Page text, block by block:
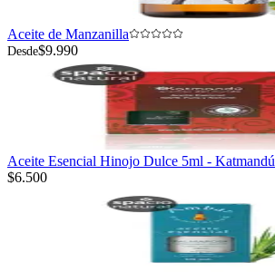
Aceite de Manzanilla
Desde$9.990
Aceite Esencial Hinojo Dulce 5ml - Katmandú
$6.500